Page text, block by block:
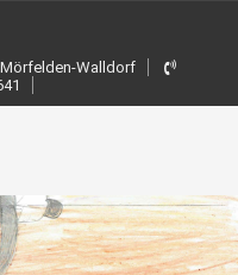
Walldorf